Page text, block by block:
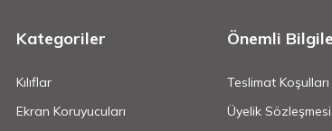
Kategoriler
Kılıflar
Ekran Koruyucuları
Önemli
Teslimat Koşulları
Üyelik Sözleşmesi